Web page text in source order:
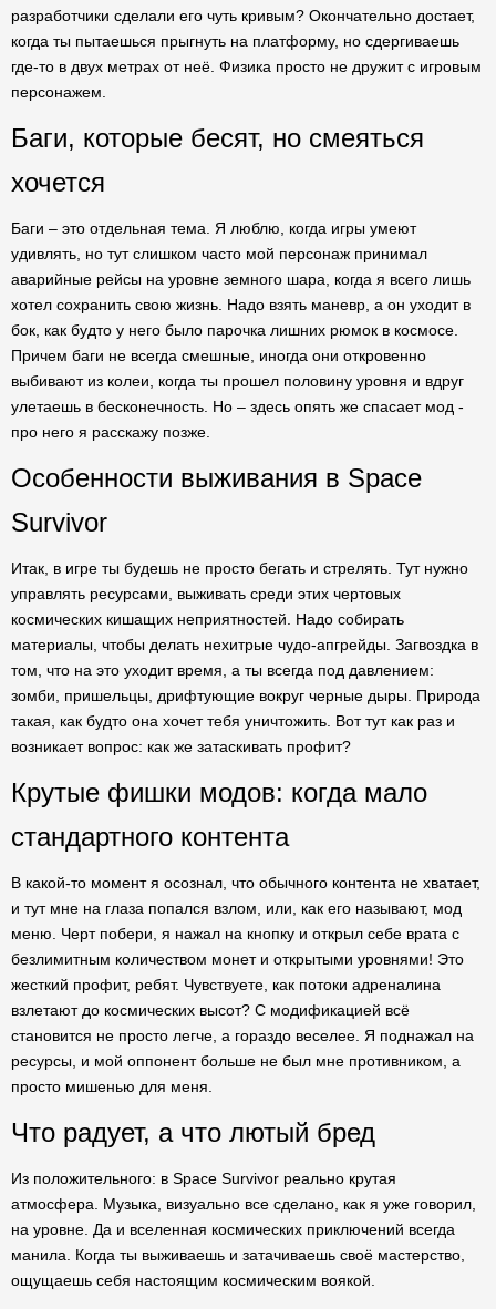
разработчики сделали его чуть кривым? Окончательно достает,
когда ты пытаешься прыгнуть на платформу, но сдергиваешь
где-то в двух метрах от неё. Физика просто не дружит с игровым
персонажем.
Баги, которые бесят, но смеяться
хочется
Баги – это отдельная тема. Я люблю, когда игры умеют
удивлять, но тут слишком часто мой персонаж принимал
аварийные рейсы на уровне земного шара, когда я всего лишь
хотел сохранить свою жизнь. Надо взять маневр, а он уходит в
бок, как будто у него было парочка лишних рюмок в космосе.
Причем баги не всегда смешные, иногда они откровенно
выбивают из колеи, когда ты прошел половину уровня и вдруг
улетаешь в бесконечность. Но – здесь опять же спасает мод -
про него я расскажу позже.
Особенности выживания в Space
Survivor
Итак, в игре ты будешь не просто бегать и стрелять. Тут нужно
управлять ресурсами, выживать среди этих чертовых
космических кишащих неприятностей. Надо собирать
материалы, чтобы делать нехитрые чудо-апгрейды. Загвоздка в
том, что на это уходит время, а ты всегда под давлением:
зомби, пришельцы, дрифтующие вокруг черные дыры. Природа
такая, как будто она хочет тебя уничтожить. Вот тут как раз и
возникает вопрос: как же затаскивать профит?
Крутые фишки модов: когда мало
стандартного контента
В какой-то момент я осознал, что обычного контента не хватает,
и тут мне на глаза попался взлом, или, как его называют, мод
меню. Черт побери, я нажал на кнопку и открыл себе врата с
безлимитным количеством монет и открытыми уровнями! Это
жесткий профит, ребят. Чувствуете, как потоки адреналина
взлетают до космических высот? С модификацией всё
становится не просто легче, а гораздо веселее. Я поднажал на
ресурсы, и мой оппонент больше не был мне противником, а
просто мишенью для меня.
Что радует, а что лютый бред
Из положительного: в Space Survivor реально крутая
атмосфера. Музыка, визуально все сделано, как я уже говорил,
на уровне. Да и вселенная космических приключений всегда
манила. Когда ты выживаешь и затачиваешь своё мастерство,
ощущаешь себя настоящим космическим воякой.